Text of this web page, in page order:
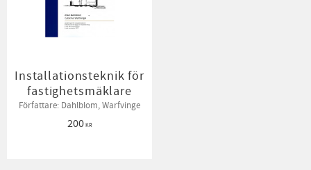
Installationsteknik för
fastighetsmäklare
Författare: Dahlblom, Warfvinge
200KR